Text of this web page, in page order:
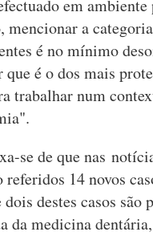
em
mencionar a
é no mínimo
é o dos mais
trabalhar num
se de que nas
referidos 14 novos
destes casos são
da medicina